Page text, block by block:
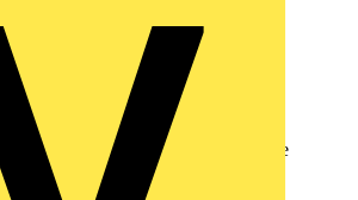
(PDFs)
und erhalten Sie stets aktuelle